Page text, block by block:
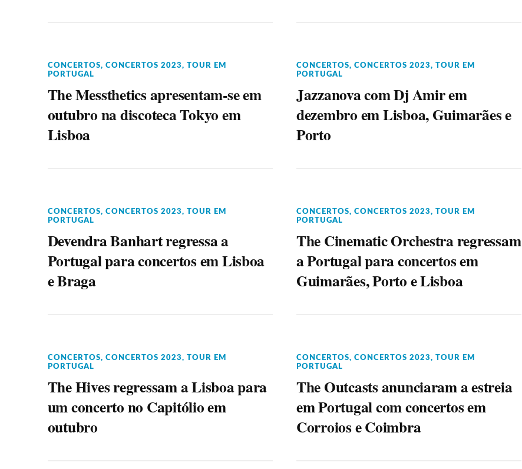
CONCERTOS, CONCERTOS 2023, TOUR EM
PORTUGAL
The Messthetics apresentam-se em
outubro na discoteca Tokyo em
Lisboa
CONCERTOS, CONCERTOS 2023, TOUR EM
PORTUGAL
Jazzanova com Dj Amir em
dezembro em Lisboa, Guimarães e
Porto
CONCERTOS, CONCERTOS 2023, TOUR EM
PORTUGAL
Devendra Banhart regressa a
Portugal para concertos em Lisboa
e Braga
CONCERTOS, CONCERTOS 2023, TOUR EM
PORTUGAL
The Cinematic Orchestra regressam
a Portugal para concertos em
Guimarães, Porto e Lisboa
CONCERTOS, CONCERTOS 2023, TOUR EM
PORTUGAL
The Hives regressam a Lisboa para
um concerto no Capitólio em
outubro
CONCERTOS, CONCERTOS 2023, TOUR EM
PORTUGAL
The Outcasts anunciaram a estreia
em Portugal com concertos em
Corroios e Coimbra